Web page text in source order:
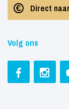
Direct
Volg ons